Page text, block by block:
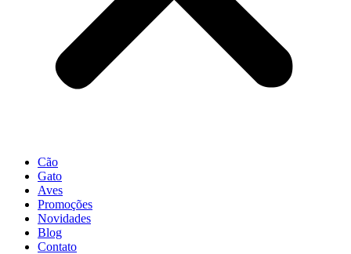
Cão
Gato
Aves
Promoções
Novidades
Blog
Contato